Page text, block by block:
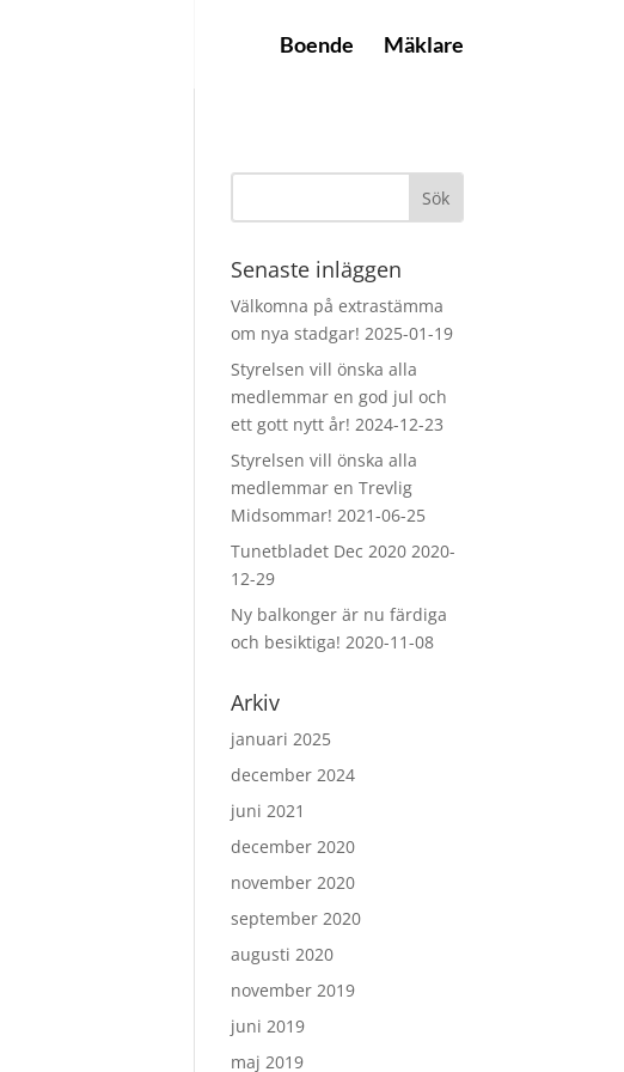
Boende Mäklare
Senaste inläggen
Välkomna på extrastämma
om nya stadgar! 2025-01-19
Styrelsen vill önska alla
medlemmar en god jul och
ett gott nytt år! 2024-12-23
Styrelsen vill önska alla
medlemmar en Trevlig
Midsommar! 2021-06-25
Tunetbladet Dec 2020 2020-
12-29
Ny balkonger är nu färdiga
och besiktiga! 2020-11-08
Arkiv
januari 2025
december 2024
juni 2021
december 2020
november 2020
september 2020
augusti 2020
november 2019
juni 2019
maj 2019